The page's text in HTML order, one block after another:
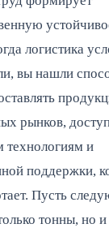
логистика
вы нашли
рынков,
технологиям и
поддержки,
Пусть
тонны, но